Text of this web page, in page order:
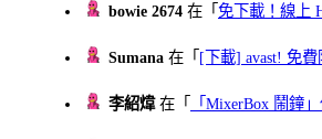
bowie 2674 在「免下載！線上
Sumana 在「 [下載] avast! 免
李紹煒在「 「MixerBox 鬧鐘